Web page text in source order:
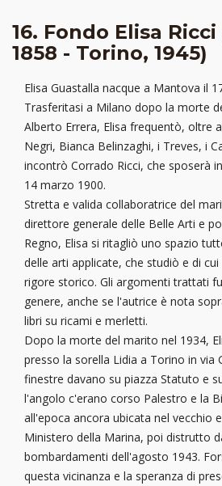
16. Fondo Elisa
1858 - Torino, 1945)
Elisa Guastalla nacque a Mantova il
Trasferitasi a Milano dopo la morte
Alberto Errera, Elisa frequentò, oltre
Negri, Bianca Belinzaghi, i Treves, i
incontrò Corrado Ricci, che sposerà
14 marzo 1900.
Stretta e valida collaboratrice del
direttore generale delle Belle Arti e
Regno, Elisa si ritagliò uno spazio
delle arti applicate, che studiò e di cui
rigore storico. Gli argomenti trattati
genere, anche se l'autrice è nota
libri su ricami e merletti.
Dopo la morte del marito nel 1934,
presso la sorella Lidia a Torino in via
finestre davano su piazza Statuto e
l'angolo c'erano corso Palestro e la
all'epoca ancora ubicata nel vecchio
Ministero della Marina, poi distrutto
bombardamenti dell'agosto 1943.
questa vicinanza e la speranza di